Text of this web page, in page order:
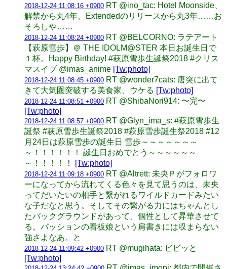
2018-12-24 11:08:16 +0900 RT @ino_tac: Hotel Moonside、
解禁から丸4年、Extendedのリリースから丸3年……お
そろしや……
2018-12-24 11:08:24 +0900 RT @BELCORNO: ラテアート
【萩原雪歩】＠ THE IDOLM@STER 本日お誕生日で
１杯。Happy Birthday! #萩原雪歩生誕祭2018 #クリス
マスイブ @imas_anime [Tw:photo]
2018-12-24 11:08:45 +0900 RT @wonder7cats: 唐突に出て
きて大気圏突破する美食家、ウケる [Tw:photo]
2018-12-24 11:08:51 +0900 RT @ShibaNori914: 〜完〜
[Tw:photo]
2018-12-24 11:08:57 +0900 RT @Glyn_ima_s: #萩原雪歩生
誕祭 #萩原雪歩生誕祭2018 #萩原雪歩誕生祭2018 #12
月24日は萩原雪歩の誕生日 雪歩～～～～～～～
～！！！！！！ 誕生日おめでとう～～～～～～
～！！！！！
[Tw:photo]
2018-12-24 11:09:18 +0900 RT @Altrett: 未央Ｐがフォロワ
ーになってから流れてくる色々を見て思うのは、未央
ってだいたいの相手と繋がれるワイルドカードみたい
な子だなと思う。そしてその繋がる力にはちゃんとし
たバックグラウンドがあって、個性として昇華させて
る。パッションの看板娘という肩書きには収まらない
強さよなあ。と
2018-12-24 11:09:42 +0900 RT @mugihata: ビビッと
[Tw:photo]